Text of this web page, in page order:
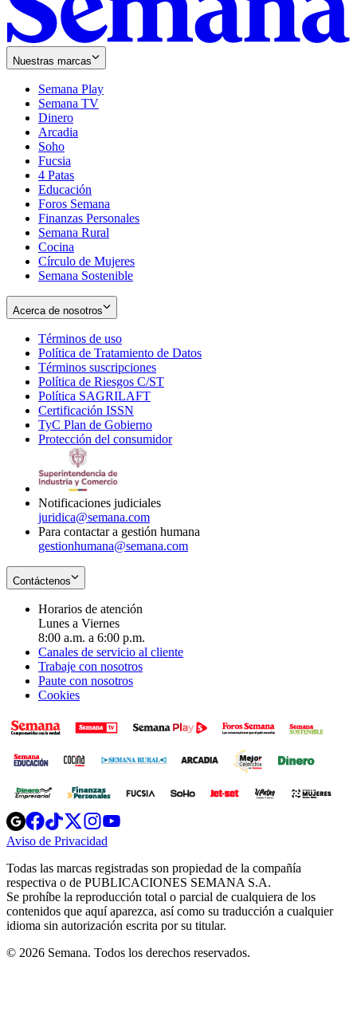
Nuestras marcas
Semana Play
Semana TV
Dinero
Arcadia
Soho
in
new
window
Fucsia
in
new
window
4 Patas
Educación
Foros Semana
Finanzas Personales
Semana Rural
Cocina
Círculo de Mujeres
Semana Sostenible
Acerca de nosotros
Términos de uso
in
new
window
Política de Tratamiento de Datos
Términos suscripciones
in
Política de Riesgos C/ST
Política SAGRILAFT
new
window
Certificación ISSN
in
new
TyC Plan de Gobierno
in
Protección del consumidorOpens
Notificaciones judiciales
juridica@semana.com
Para contactar a gestión humana
gestionhumana@semana.com
Contáctenos
Horarios de atención
Lunes a Viernes
8:00 a.m. a 6:00 p.m.
Canales de servicio al cliente
Trabaje con nosotros
Paute con nosotros
Cookies
Opens
in
new
Opens
in
new
Opens
in
new
window
Opens
new
windowwindow
Aviso de Privacidad
new
window
Todas las marcas registradas son propiedad de la compañía
respectiva o de PUBLICACIONES SEMANA S.A.
Se prohíbe la reproducción total o parcial de cualquiera de los
contenidos que aquí aparezca, así como su traducción a cualquier
idioma sin autorización escrita por su titular.
© 2026 Semana. Todos los derechos reservados.